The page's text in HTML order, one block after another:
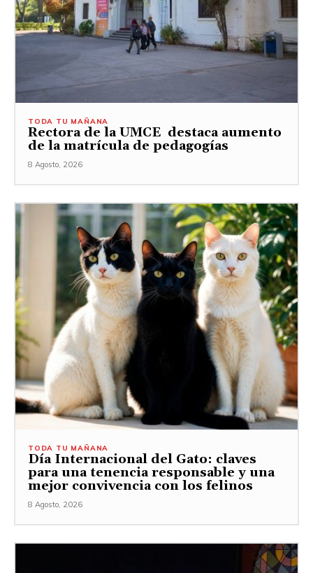
TODA TU MAÑANA
Rectora de la UMCE destaca aumento
de la matrícula de pedagogías
8 Agosto, 2026
TODA TU MAÑANA
Día Internacional del Gato: claves
para una tenencia responsable y una
mejor convivencia con los felinos
8 Agosto, 2026